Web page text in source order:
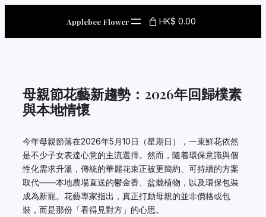
Applebee Flower HK$ 0.00
母親節花藝新趨勢：2026年回歸樸素
與本地情懷
今年母親節落在2026年5月10日（星期日），一束鮮花依然
是不少子女表達心意的主流選擇。然而，隨着環保意識與個
性化需求升溫，傳統的華麗花束正被更簡約、可持續的方案
取代——本地農場直送的鬱金香、盆栽植物，以及環保包裝
成為新寵。花藝專家指出，真正打動母親的並非價格或包
裝，而是那份「看得見對方」的心思。